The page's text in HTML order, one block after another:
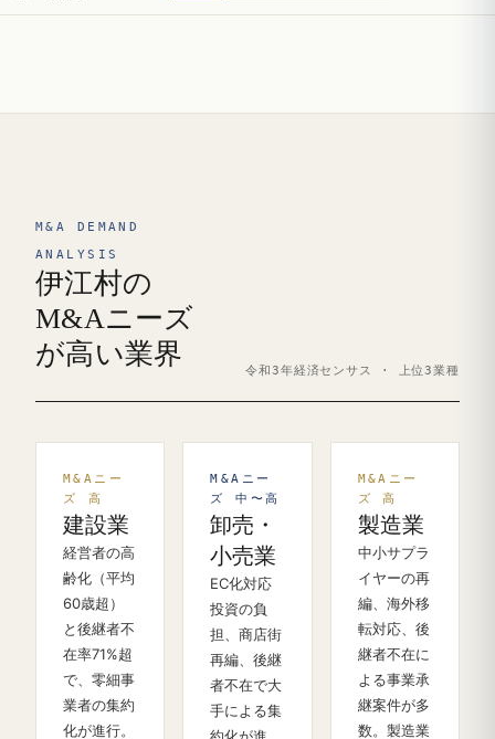
M&A DEMAND
ANALYSIS
伊江村の
M&Aニーズ
が高い業界
令和3年経済センサス · 上位3業種
M&Aニー
ズ 高
建設業
経営者の高
齢化（平均
60歳超）
と後継者不
在率71%超
で、零細事
業者の集約
化が進行。
M&Aニー
ズ 中〜高
卸売・
小売業
EC化対応
投資の負
担、商店街
再編、後継
者不在で大
手による集
M&Aニー
ズ 高
製造業
中小サプラ
イヤーの再
編、海外移
転対応、後
継者不在に
よる事業承
継案件が多
数。製造業